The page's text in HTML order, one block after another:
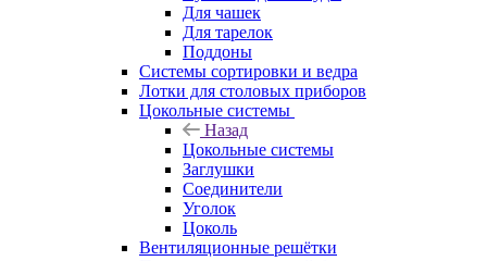
Для чашек
Для тарелок
Поддоны
Системы сортировки и ведра
Лотки для столовых приборов
Цокольные системы
Назад
Цокольные системы
Заглушки
Соединители
Уголок
Цоколь
Вентиляционные решётки